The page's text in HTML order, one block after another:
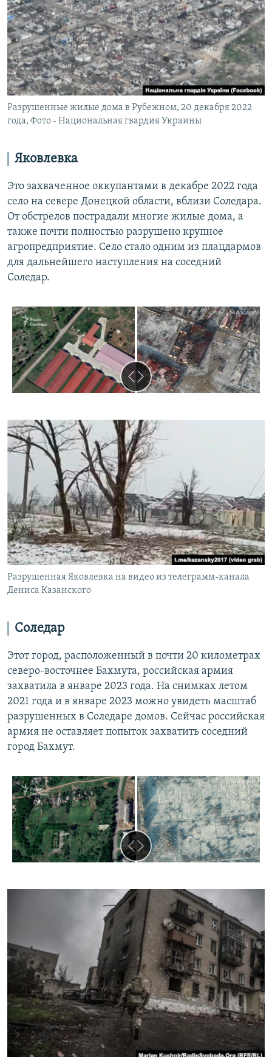
Разрушенные жилые дома в Рубежном, 20 декабря 2022
года, Фото - Национальная гвардия Украины
Яковлевка
Это захваченное оккупантами в декабре 2022 года
село на севере Донецкой области, вблизи Соледара.
От обстрелов пострадали многие жилые дома, а
также почти полностью разрушено крупное
агропредприятие. Село стало одним из плацдармов
для дальнейшего наступления на соседний
Соледар.
Разрушенная Яковлевка на видео из телеграмм-канала
Дениса Казанского
Соледар
Этот город, расположенный в почти 20 километрах
северо-восточнее Бахмута, российская армия
захватила в январе 2023 года. На снимках летом
2021 года и в январе 2023 можно увидеть масштаб
разрушенных в Соледаре домов. Сейчас российская
армия не оставляет попыток захватить соседний
город Бахмут.